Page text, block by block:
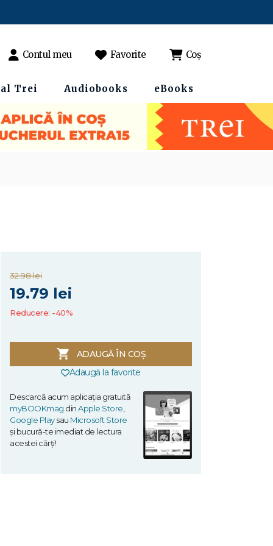
Contul meu Favorite Coș
Trei Audiobooks eBooks
32.98 lei
19.79 lei
Reducere: -40%
ADAUGĂ ÎN COȘ
Adaugă la favorite
Descarcă acum aplicația gratuită
myBOOKmag dinApple Store
Google Playsau Microsoft Store
și bucură-te imediat de lectura
acestei cărți!